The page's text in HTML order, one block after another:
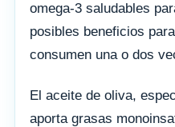
omega-3 saludables
posibles beneficios
consumen una o dos
El aceite de oliva,
aporta grasas